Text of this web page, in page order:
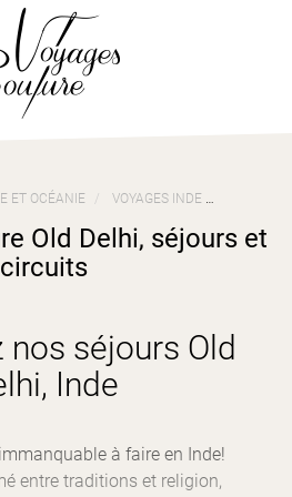
ET OCÉANIE VOYAGES INDE
Old Delhi, séjours et
circuits
nos séjours Old
Inde
à faire en Inde!
entre traditions et religion,